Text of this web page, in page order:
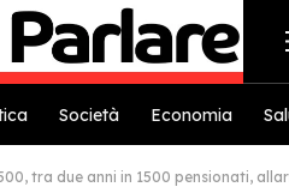
Società Economia
tra due anni in 1500 pensionati,